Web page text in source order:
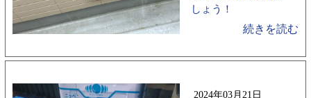
しょう！
続きを読む
2024年03月21日